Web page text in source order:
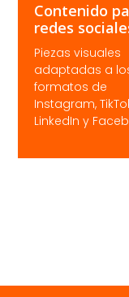
Contenido
redes
Piezas visuales
adaptadas a
formatos de
Instagram,
LinkedIn y